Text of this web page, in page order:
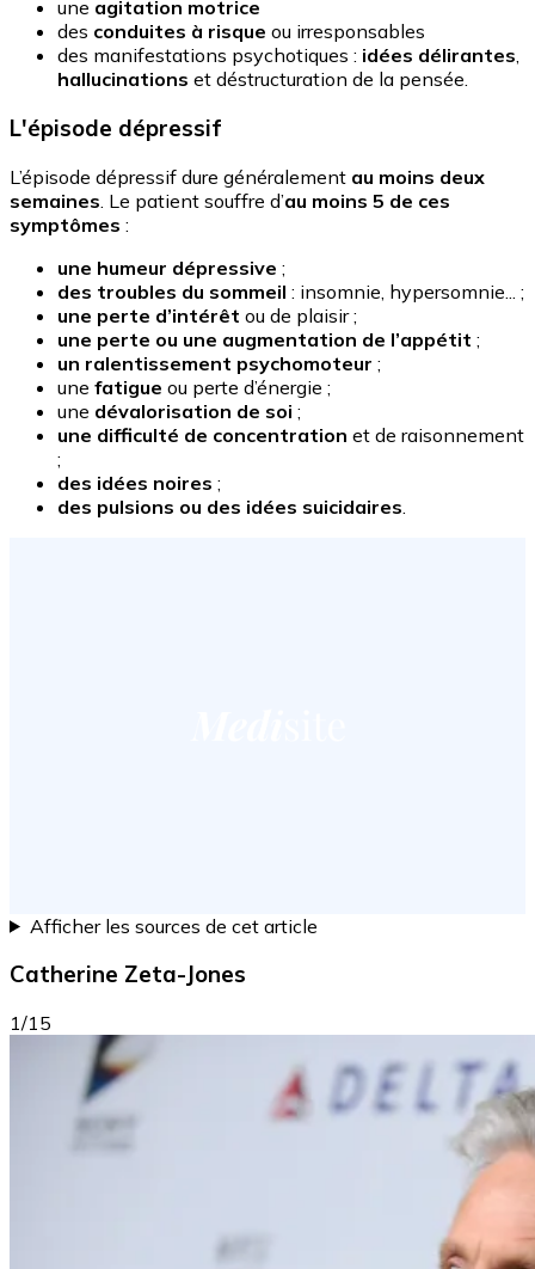
une agitation motrice
des conduites à risque ou irresponsables
des manifestations psychotiques : idées délirantes,
hallucinations et déstructuration de la pensée.
L'épisode dépressif
L’épisode dépressif dure généralement au moins deux
semaines . Le patient souffre d’au moins 5 de ces
symptômes :
une humeur dépressive ;
des troubles du sommeil : insomnie, hypersomnie... ;
une perte d’intérêt ou de plaisir ;
une perte ou une augmentation de l’appétit ;
un ralentissement psychomoteur ;
une fatigue ou perte d’énergie ;
une dévalorisation de soi ;
une difficulté de concentration et de raisonnement
;
des idées noires ;
des pulsions ou des idées suicidaires
Afficher les sources de cet article
Catherine Zeta-Jones
1/15